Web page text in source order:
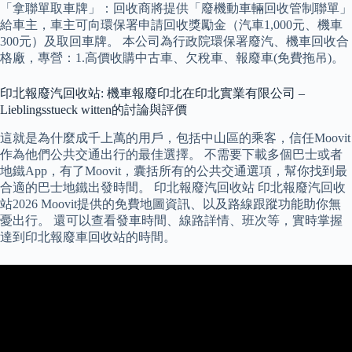
「拿聯單取車牌」：回收商將提供「廢機動車輛回收管制聯單」
給車主，車主可向環保署申請回收獎勵金（汽車1,000元、機車
300元）及取回車牌。 本公司為行政院環保署廢汽、機車回收合
格廠，專營：1.高價收購中古車、欠稅車、報廢車(免費拖吊)。
印北報廢汽回收站: 機車報廢印北在印北實業有限公司 –
Lieblingsstueck witten的討論與評價
這就是為什麼成千上萬的用戶，包括中山區的乘客，信任Moovit
作為他們公共交通出行的最佳選擇。 不需要下載多個巴士或者
地鐵App，有了Moovit，囊括所有的公共交通選項，幫你找到最
合適的巴士地鐵出發時間。 印北報廢汽回收站 印北報廢汽回收
站2026 Moovit提供的免費地圖資訊、以及路線跟蹤功能助你無
憂出行。 還可以查看發車時間、線路詳情、班次等，實時掌握
達到印北報廢車回收站的時間。